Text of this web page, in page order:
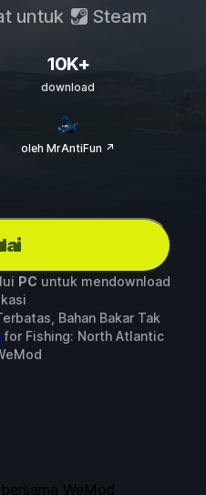
untuk Steam
10K+
download
oleh MrAntiFun ↗
PC untuk mendownload
Bahan Bakar Tak
for Fishing: North Atlantic
WeMod